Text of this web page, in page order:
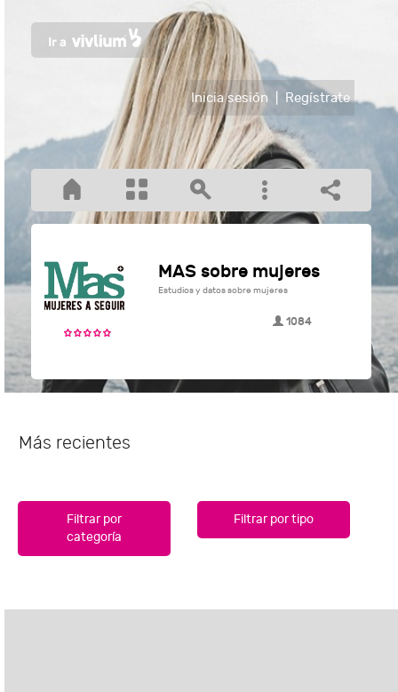
Inicia sesión Regístrate
MAS sobre mujeres
Estudios y datos sobre mujeres
1084
Más recientes
Filtrar por
categoría
Filtrar por tipo